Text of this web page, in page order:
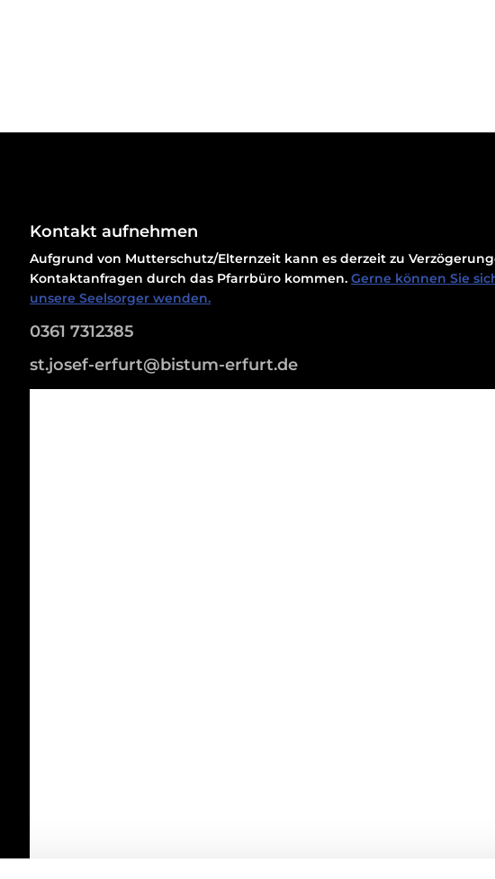
Kontakt aufnehmen
Aufgrund von Mutterschutz/Elternzeit kann es derzeit zu
Kontaktanfragen durch das Pfarrbüro kommen. Gerne können Sie
unsere Seelsorger wenden.
0361 7312385
st.josef-erfurt@bistum-erfurt.de